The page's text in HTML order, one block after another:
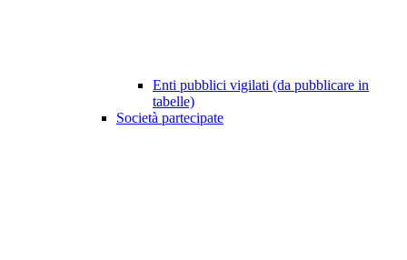
Enti pubblici vigilati (da pubblicare in
tabelle)
Società partecipate